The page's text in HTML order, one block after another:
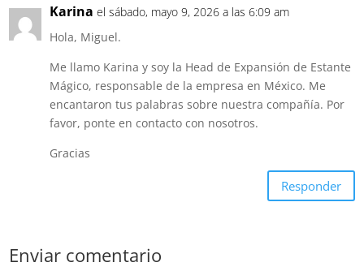
Karina el sábado, mayo 9, 2026 a las 6:09 am
Hola, Miguel.
Me llamo Karina y soy la Head de Expansión de Estante
Mágico, responsable de la empresa en México. Me
encantaron tus palabras sobre nuestra compañía. Por
favor, ponte en contacto con nosotros.
Gracias
Responder
Enviar comentario